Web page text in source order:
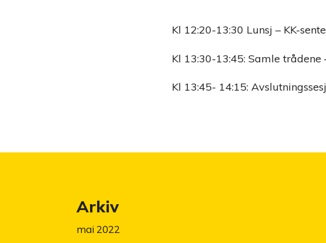
Kl 12:20-13:30 Lunsj – KK-
Kl 13:30-13:45: Samle
Kl 13:45- 14:15:
Arkiv
mai 2022